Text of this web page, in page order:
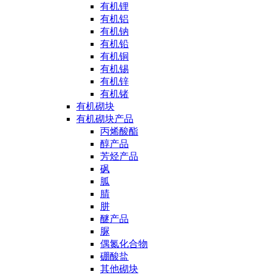
有机锂
有机铝
有机钠
有机铅
有机铜
有机锡
有机锌
有机锗
有机砌块
有机砌块产品
丙烯酸酯
醇产品
芳烃产品
砜
胍
腈
肼
醚产品
脲
偶氮化合物
硼酸盐
其他砌块